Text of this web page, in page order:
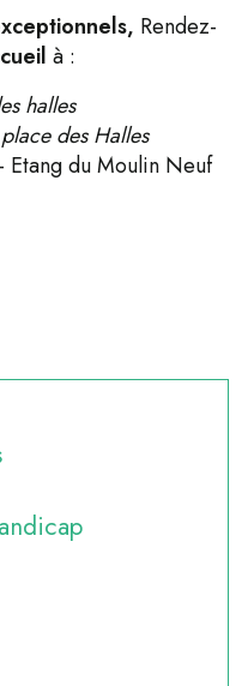
Rendez-
à :
halles
des Halles
Etang du Moulin Neuf